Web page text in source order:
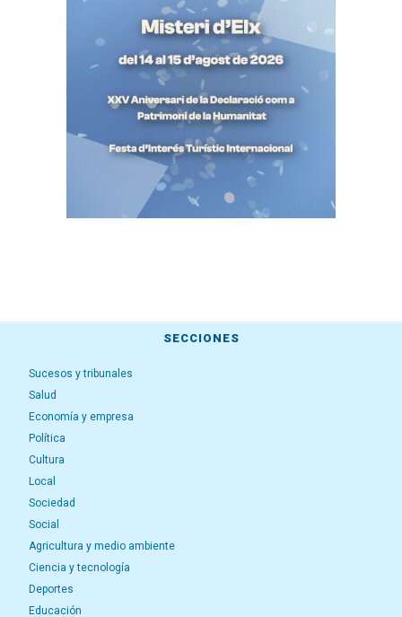
SECCIONES
Sucesos y tribunales
Salud
Economía y empresa
Política
Cultura
Local
Sociedad
Social
Agricultura y medio ambiente
Ciencia y tecnología
Deportes
Educación